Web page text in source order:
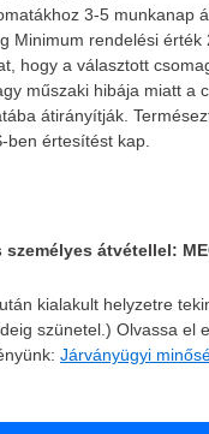
3-5 munkanap
Minimum rendelési érték
hogy a választott
műszaki hibája miatt a
átirányítják.
ben értesítést kap.
személyes átvétellel:
kialakult helyzetre
szünetel.) Olvassa el
Járványügyi